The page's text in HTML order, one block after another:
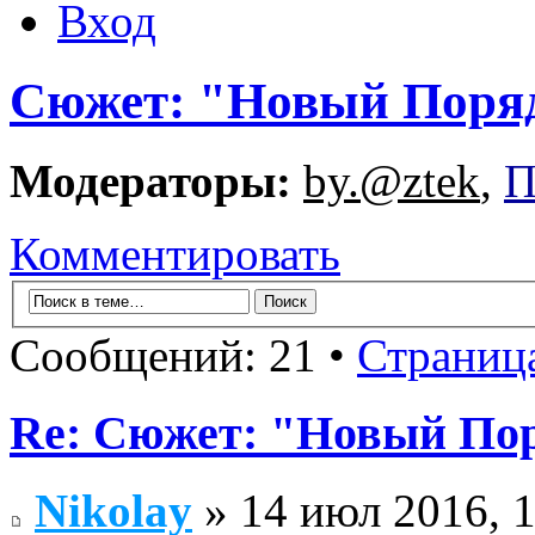
Вход
Сюжет: "Новый
Модераторы: by.@ztek,
Комментировать
Сообщений: 21 •
Re: Сюжет: "Новый
Nikolay » 14 июл 2016,